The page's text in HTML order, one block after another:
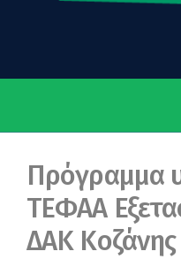
Πρόγραμμα
ΤΕΦΑΑ
ΔΑΚ Κοζάνης